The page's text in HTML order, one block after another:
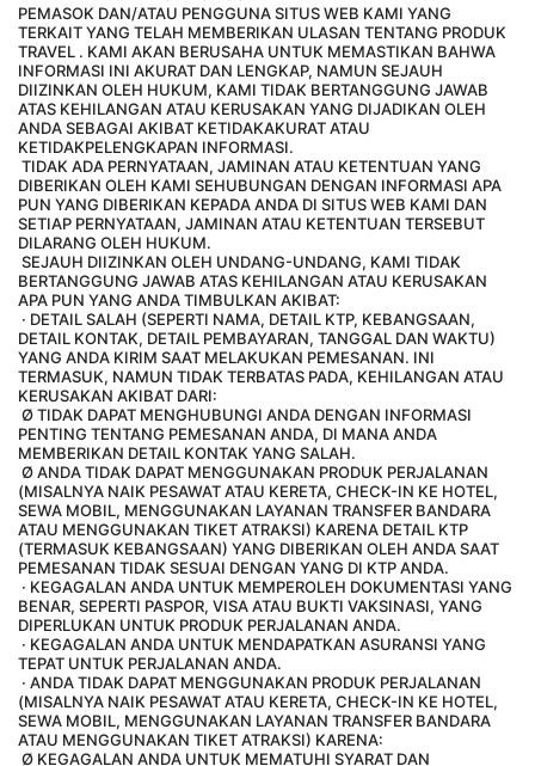
PEMASOK DAN/ATAU PENGGUNA SITUS WEB KAMI YANG
TERKAIT YANG TELAH MEMBERIKAN ULASAN TENTANG PRODUK
TRAVEL . KAMI AKAN BERUSAHA UNTUK MEMASTIKAN BAHWA
INFORMASI INI AKURAT DAN LENGKAP, NAMUN SEJAUH
DIIZINKAN OLEH HUKUM, KAMI TIDAK BERTANGGUNG JAWAB
ATAS KEHILANGAN ATAU KERUSAKAN YANG DIJADIKAN OLEH
ANDA SEBAGAI AKIBAT KETIDAKAKURAT ATAU
KETIDAKPELENGKAPAN INFORMASI.
DIBERIKAN OLEH KAMI SEHUBUNGAN DENGAN INFORMASI APA
PUN YANG DIBERIKAN KEPADA ANDA DI SITUS WEB KAMI DAN
SETIAP PERNYATAAN, JAMINAN ATAU KETENTUAN TERSEBUT
DILARANG OLEH HUKUM.
BERTANGGUNG JAWAB ATAS KEHILANGAN ATAU KERUSAKAN
APA PUN YANG ANDA TIMBULKAN AKIBAT:
DETAIL KONTAK, DETAIL PEMBAYARAN, TANGGAL DAN WAKTU)
YANG ANDA KIRIM SAAT MELAKUKAN PEMESANAN. INI
TERMASUK, NAMUN TIDAK TERBATAS PADA, KEHILANGAN ATAU
KERUSAKAN AKIBAT DARI:
PENTING TENTANG PEMESANAN ANDA, DI MANA ANDA
MEMBERIKAN DETAIL KONTAK YANG SALAH.
(MISALNYA NAIK PESAWAT ATAU KERETA, CHECK-IN KE HOTEL,
SEWA MOBIL, MENGGUNAKAN LAYANAN TRANSFER BANDARA
ATAU MENGGUNAKAN TIKET ATRAKSI) KARENA DETAIL KTP
(TERMASUK KEBANGSAAN) YANG DIBERIKAN OLEH ANDA SAAT
PEMESANAN TIDAK SESUAI DENGAN YANG DI KTP ANDA.
BENAR, SEPERTI PASPOR, VISA ATAU BUKTI VAKSINASI, YANG
DIPERLUKAN UNTUK PRODUK PERJALANAN ANDA.
TEPAT UNTUK PERJALANAN ANDA.
(MISALNYA NAIK PESAWAT ATAU KERETA, CHECK-IN KE HOTEL,
SEWA MOBIL, MENGGUNAKAN LAYANAN TRANSFER BANDARA
ATAU MENGGUNAKAN TIKET ATRAKSI) KARENA: